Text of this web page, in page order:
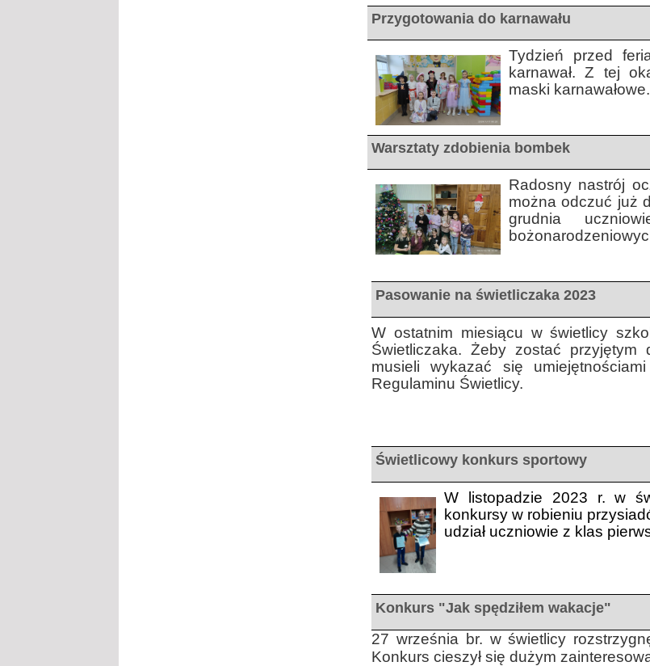
Przygotowania do karnawału
Tydzień przed
karnawał. Z tej
maski
Warsztaty zdobienia bombek
Radosny nastrój
można odczuć już
grudnia
Pasowanie na świetliczaka 2023
W ostatnim miesiącu w świetlicy
Świetliczaka. Żeby zostać przyjętym
musieli wykazać się
Regulaminu Świetlicy.
Świetlicowy konkurs sportowy
W listopadzie 2023 r. w
konkursy w robieniu
udział uczniowie z klas
Konkurs "Jak spędziłem wakacje"
27 września br. w świetlicy
Konkurs cieszył się dużym